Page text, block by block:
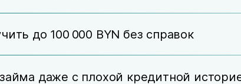
до 100 000 BYN без справок
даже с плохой кредитной